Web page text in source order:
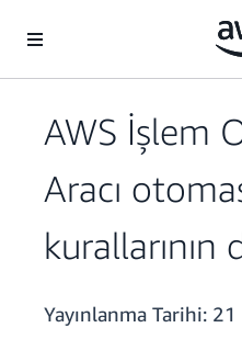
AWS İşlem
Aracı
kurallarının
Yayınlanma Tarihi: 21